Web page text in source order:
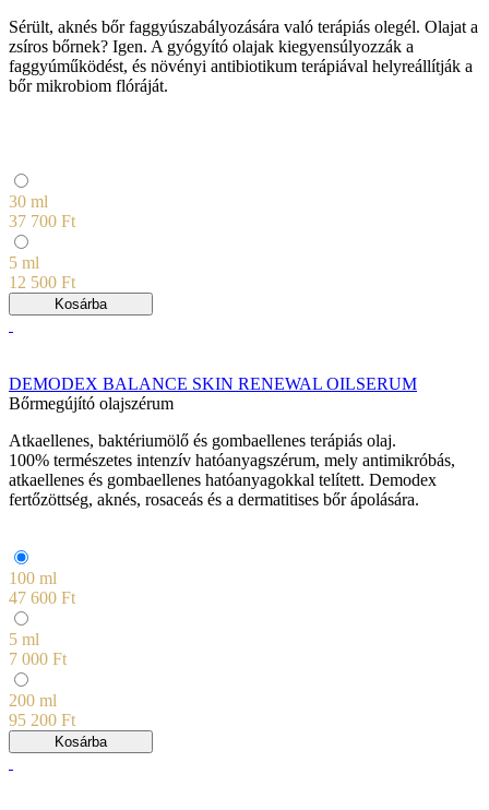
Sérült, aknés bőr faggyúszabályozására való terápiás olegél. Olajat a
zsíros bőrnek? Igen. A gyógyító olajak kiegyensúlyozzák a
faggyúműködést, és növényi antibiotikum terápiával helyreállítják a
bőr mikrobiom flóráját.
30 ml
37 700 Ft
5 ml
12 500 Ft
Kosárba
DEMODEX BALANCE SKIN RENEWAL OILSERUM
Bőrmegújító olajszérum
Atkaellenes, baktériumölő és gombaellenes terápiás olaj.
100% természetes intenzív hatóanyagszérum, mely antimikróbás,
atkaellenes és gombaellenes hatóanyagokkal telített. Demodex
fertőzöttség, aknés, rosaceás és a dermatitises bőr ápolására.
100 ml
47 600 Ft
5 ml
7 000 Ft
200 ml
95 200 Ft
Kosárba